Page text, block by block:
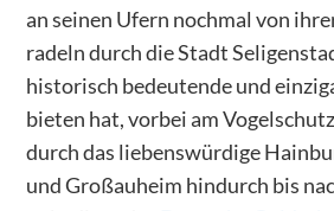
an seinen Ufern nochmal von
radeln durch die Stadt
historisch bedeutende und
bieten hat, vorbei am
durch das liebenswürdige
und Großauheim hindurch bis